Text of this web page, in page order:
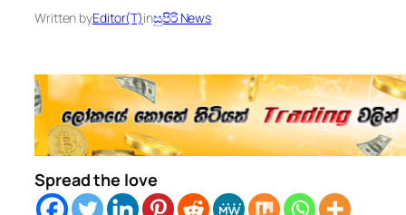
Written byEditor(T)inසුපිරි News
Spread the love